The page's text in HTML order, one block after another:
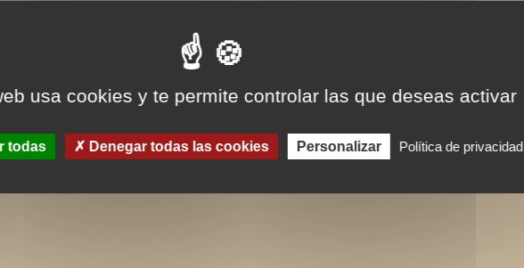
usa cookies y te permite controlar las que deseas activar
todas Denegar todas las cookies Personalizar Política de privacidad